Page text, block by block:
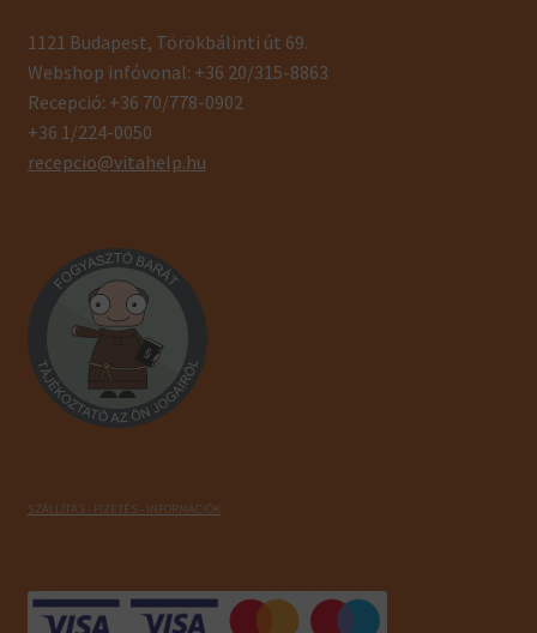
1121 Budapest, Törökbálinti út 69.
Webshop infóvonal: +36 20/315-8863
Recepció: +36 70/778-0902
+36 1/224-0050
recepcio@vitahelp.hu
SZÁLLÍTÁS - FIZETÉS - INFORMÁCIÓK